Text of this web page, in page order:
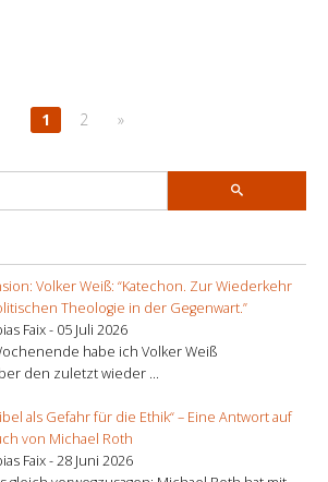
1 2 »
Volker Weiß: “Katechon. Zur Wiederkehr
Theologie in der Gegenwart.”
Faix - 05 Juli 2026
habe ich Volker Weiß
den zuletzt wieder ...
als Gefahr für die Ethik“ – Eine Antwort auf
von Michael Roth
Faix -28 Juni 2026